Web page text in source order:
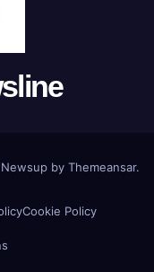
Newsupby Themeansar.
Cookie Policy